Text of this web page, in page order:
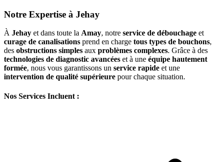
Notre Expertise à Jehay
À Jehay et dans toute la Amay, notre service de débouchage et
curage de canalisations prend en charge tous types de bouchons,
des obstructions simples aux problèmes complexes. Grâce à des
technologies de diagnostic avancées et à une équipe hautement
formée, nous vous garantissons un service rapide et une
intervention de qualité supérieure pour chaque situation.
Nos Services Incluent :